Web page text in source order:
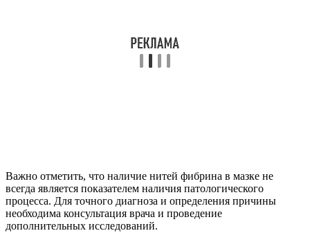
Важно отметить, что наличие нитей фибрина в мазке не
всегда является показателем наличия патологического
процесса. Для точного диагноза и определения причины
необходима консультация врача и проведение
дополнительных исследований.